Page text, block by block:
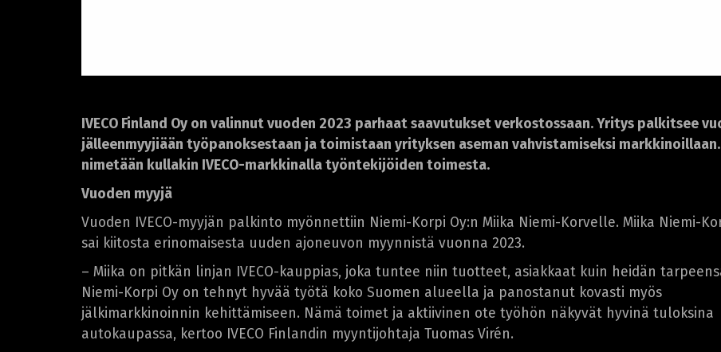
IVECO Finland Oy on valinnut vuoden 2023 parhaat saavutukset verkostossaan. Yritys palkitsee
jälleenmyyjiään työpanoksestaan ja toimistaan yrityksen aseman vahvistamiseksi
nimetään kullakin IVECO-markkinalla työntekijöiden toimesta.
Vuoden myyjä
Vuoden IVECO-myyjän palkinto myönnettiin Niemi-Korpi Oy:n Miika Niemi-Korvelle. Miika Niemi-
sai kiitosta erinomaisesta uuden ajoneuvon myynnistä vuonna 2023.
– Miika on pitkän linjan IVECO-kauppias, joka tuntee niin tuotteet, asiakkaat kuin heidän
Niemi-Korpi Oy on tehnyt hyvää työtä koko Suomen alueella ja panostanut kovasti myös
jälkimarkkinoinnin kehittämiseen. Nämä toimet ja aktiivinen ote työhön näkyvät hyvinä tuloksina
autokaupassa, kertoo IVECO Finlandin myyntijohtaja Tuomas Virén.